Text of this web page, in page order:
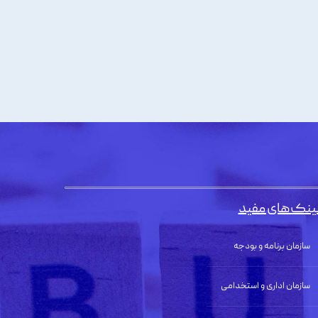
مفید
سازمان برنامه و بودجه
سازمان اداری و استخدامی